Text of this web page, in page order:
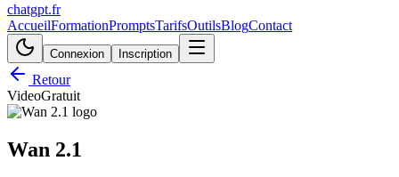
chatgpt.fr
AccueilFormationPromptsTarifsOutilsBlogContact
Connexion Inscription
Retour
VideoGratuit
Wan 2.1